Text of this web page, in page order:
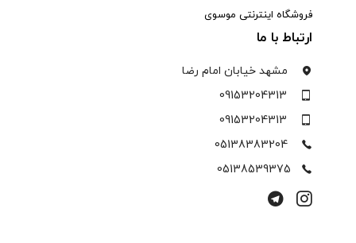
فروشگاه اینترنتی موسوی
ارتباط با ما
مشهد خیابان امام رضا
09153204313
09153204313
05138383204
05138539375